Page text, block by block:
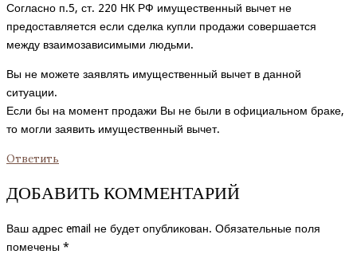
Согласно п.5, ст. 220 НК РФ имущественный вычет не
предоставляется если сделка купли продажи совершается
между взаимозависимыми людьми.
Вы не можете заявлять имущественный вычет в данной
ситуации.
Если бы на момент продажи Вы не были в официальном браке,
то могли заявить имущественный вычет.
Ответить
ДОБАВИТЬ КОММЕНТАРИЙ
Ваш адрес email не будет опубликован. Обязательные поля
помечены *